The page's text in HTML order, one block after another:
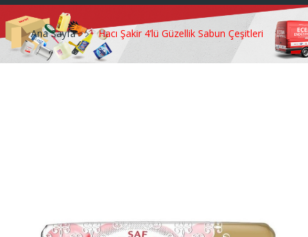
Ana Sayfa Hacı Şakir 4’lü Güzellik Sabun Çeşitleri